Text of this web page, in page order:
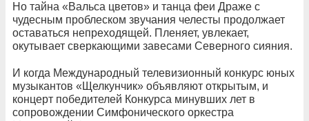
Но тайна «Вальса цветов» и танца феи Драже с
чудесным проблеском звучания челесты продолжает
оставаться непреходящей. Пленяет, увлекает,
окутывает сверкающими завесами Северного сияния.
И когда Международный телевизионный конкурс юных
музыкантов «Щелкунчик» объявляют открытым, и
концерт победителей Конкурса минувших лет в
сопровождении Симфонического оркестра